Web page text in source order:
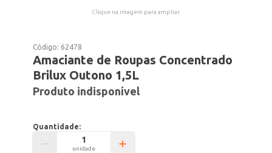
Clique na imagem para ampliar.
Código: 62478
Amaciante de Roupas Concentrado
Brilux Outono 1,5L
Produto indisponível
Quantidade:
unidade